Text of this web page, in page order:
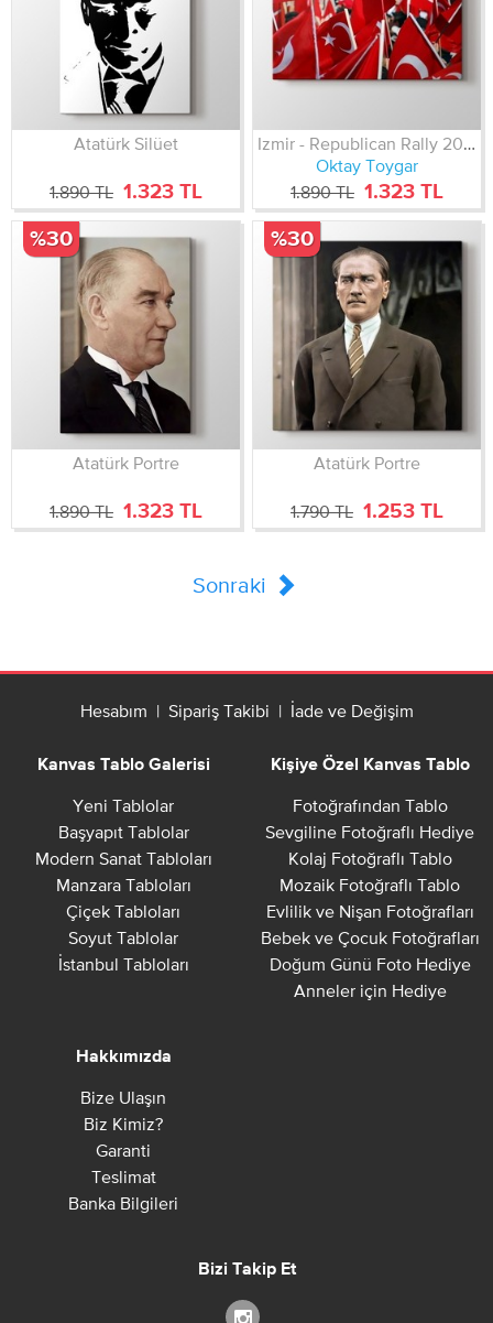
Atatürk Silüet
1.890 TL 1.323 TL
Izmir - Republican Rally 2009
Oktay Toygar
1.890 TL 1.323 TL
Atatürk Portre
1.890 TL 1.323 TL
%30
Atatürk Portre
1.790 TL 1.253 TL
%30
Sonraki
Hesabım | Sipariş Takibi | İade ve Değişim
Kanvas Tablo Galerisi
Yeni Tablolar
Başyapıt Tablolar
Modern Sanat Tabloları
Manzara Tabloları
Çiçek Tabloları
Soyut Tablolar
İstanbul Tabloları
Kişiye Özel Kanvas Tablo
Fotoğrafından Tablo
Sevgiline Fotoğraflı Hediye
Kolaj Fotoğraflı Tablo
Mozaik Fotoğraflı Tablo
Evlilik ve Nişan Fotoğrafları
Bebek ve Çocuk Fotoğrafları
Doğum Günü Foto Hediye
Anneler için Hediye
Hakkımızda
Bize Ulaşın
Biz Kimiz?
Garanti
Teslimat
Banka Bilgileri
Bizi Takip Et